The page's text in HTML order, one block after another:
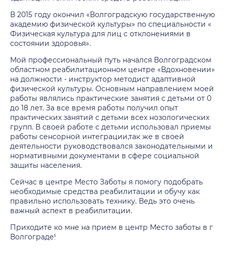
В 2015 году окончил «Волгоградскую государственную
академию физической культуры» по специальности «
Физическая культура для лиц с отклонениями в
состоянии здоровья».
Мой профессиональный путь начался Волгоградском
областном реабилитационном центре «Вдохновении»
на должности - инструктор методист адаптивной
физической культуры. Основным направлением моей
работы являлись практические занятия с детьми от 0
до 18 лет. За все время работы получил опыт
практических занятий с детьми всех нозологических
групп. В своей работе с детьми использовал приемы
работы сенсорной интеграции,так же в своей
деятельности руководствовался законодательными и
нормативными документами в сфере социальной
защиты населения.
Сейчас в центре Место Заботы я помогу подобрать
необходимые средства реабилитации и обучу как
правильно использовать технику. Ведь это очень
важный аспект в реабилитации.
Приходите ко мне на прием в центр Место заботы в г
Волгограде!